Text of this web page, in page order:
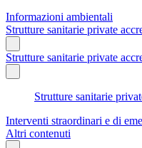
Informazioni ambientali
Strutture sanitarie private
Strutture sanitarie private
Strutture sanitarie
Interventi straordinari e di
Altri contenuti